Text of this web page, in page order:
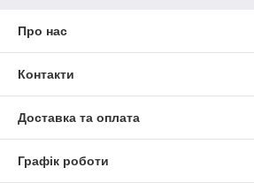
Про нас
Контакти
Доставка та оплата
Графік роботи